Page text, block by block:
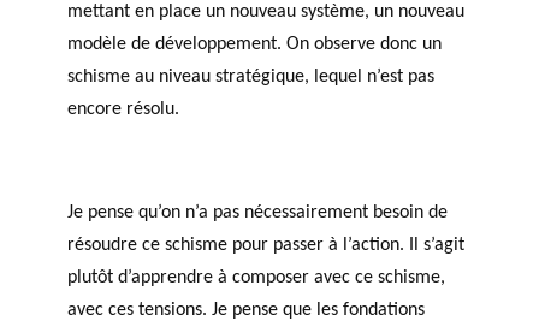
mettant en place un nouveau système, un nouveau
modèle de développement. On observe donc un
schisme au niveau stratégique, lequel n’est pas
encore résolu.
Je pense qu’on n’a pas nécessairement besoin de
résoudre ce schisme pour passer à l’action. Il s’agit
plutôt d’apprendre à composer avec ce schisme,
avec ces tensions. Je pense que les fondations